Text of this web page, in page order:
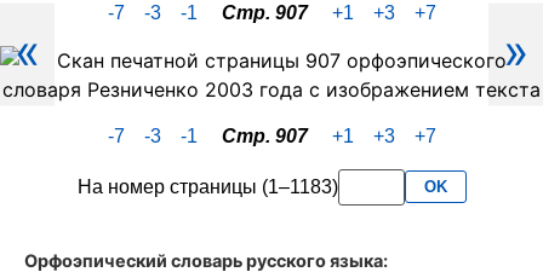
-7 -3 -1 Стр. 907 +1 +3 +7
Скан
PDF-
Резниченко
« »
-7 -3 -1 Стр. 907 +1 +3 +7
На номер страницы (1–1183) OK
Орфоэпический словарь русского языка: